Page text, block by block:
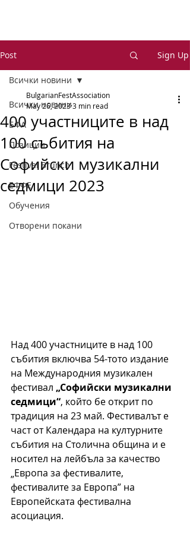
Post Sign Up
Всички новини
БФА
Позиции
Festival Brunch
ЕФФЕ
Обучения
Отворени покани
Всички новини
400 участниците в над
100 събития на
Софийски музикални
седмици 2023
BulgarianFestAssociation
May 26, 20233 min read
Над 400 участниците в над 100
събития включва 54-тото издание
на Международния музикален
фестивал „Софийски музикални
седмици“, който бе открит по
традиция на 23 май. Фестивалът е
част от Календара на културните
събития на Столична община и е
носител на лейбъла за качество
„Европа за фестивалите,
фестивалите за Европа” на
Европейската фестивална
асоциация.